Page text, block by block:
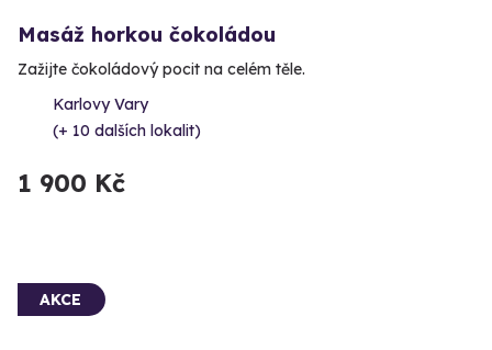
Masáž horkou čokoládou
Zažijte čokoládový pocit na celém těle.
Karlovy Vary
(+ 10 dalších lokalit)
1 900 Kč
AKCE